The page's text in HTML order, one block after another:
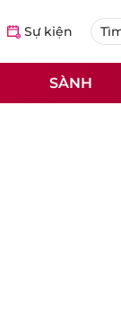
Sự kiện
SÀNH